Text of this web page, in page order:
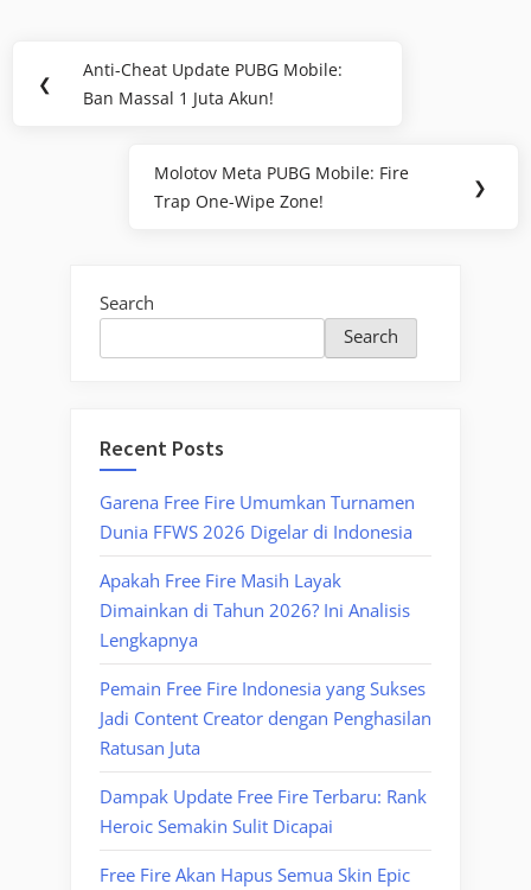
navigation
❮
Previous
Post:
Anti-Cheat Update PUBG Mobile:
Ban Massal 1 Juta Akun!
Next
Post:
Molotov Meta PUBG Mobile: Fire
Trap One-Wipe Zone!
❯
Search
Search
Recent Posts
Garena Free Fire Umumkan Turnamen
Dunia FFWS 2026 Digelar di Indonesia
Apakah Free Fire Masih Layak
Dimainkan di Tahun 2026? Ini Analisis
Lengkapnya
Pemain Free Fire Indonesia yang Sukses
Jadi Content Creator dengan Penghasilan
Ratusan Juta
Dampak Update Free Fire Terbaru: Rank
Heroic Semakin Sulit Dicapai
Free Fire Akan Hapus Semua Skin Epic